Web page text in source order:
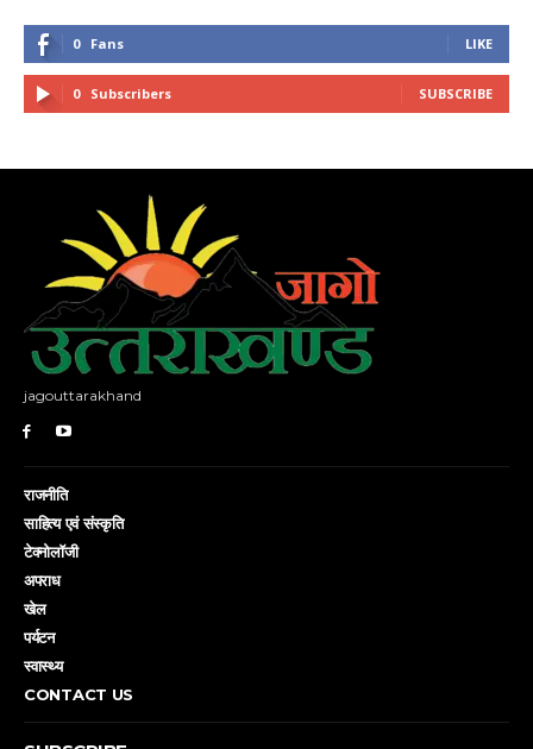
0 Fans LIKE
0 Subscribers SUBSCRIBE
jagouttarakhand
राजनीति
साहित्य एवं संस्कृति
टेक्नोलॉजी
अपराध
खेल
पर्यटन
स्वास्थ्य
CONTACT US